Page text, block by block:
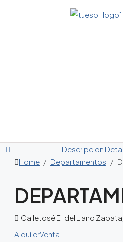
Descripcion
Home
Departamentos
Calle José E. del Llano
AlquilerVenta